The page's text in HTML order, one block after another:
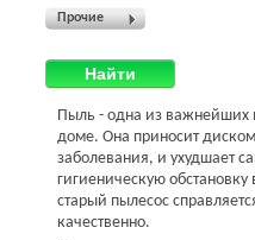
Прочие
Найти
Пыль - одна из важнейших
доме. Она приносит
заболевания, и ухудшает
гигиеническую обстановку
старый пылесос
качественно.